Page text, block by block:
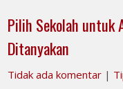
Pilih Sekolah
Ditanyakan
Tidak ada komentar |